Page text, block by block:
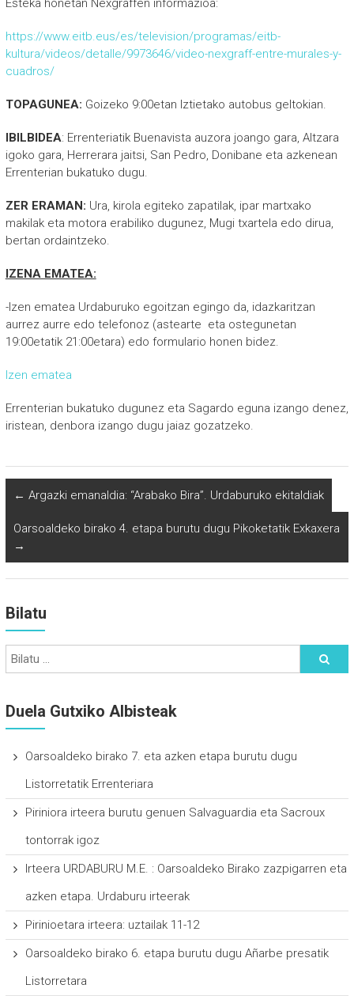
Esteka honetan Nexgraffen informazioa:
https://www.eitb.eus/es/television/programas/eitb-
kultura/videos/detalle/9973646/video-nexgraff-entre-murales-y-
cuadros/
TOPAGUNEA: Goizeko 9:00etan Iztietako autobus geltokian.
IBILBIDEA: Errenteriatik Buenavista auzora joango gara, Altzara
igoko gara, Herrerara jaitsi, San Pedro, Donibane eta azkenean
Errenterian bukatuko dugu.
ZER ERAMAN: Ura, kirola egiteko zapatilak, ipar martxako
makilak eta motora erabiliko dugunez, Mugi txartela edo dirua,
bertan ordaintzeko.
IZENA EMATEA:
-Izen ematea Urdaburuko egoitzan egingo da, idazkaritzan
aurrez aurre edo telefonoz (astearte eta ostegunetan
19:00etatik 21:00etara) edo formulario honen bidez.
Izen ematea
Errenterian bukatuko dugunez eta Sagardo eguna izango denez,
iristean, denbora izango dugu jaiaz gozatzeko.
← Argazki emanaldia: “Arabako Bira”. Urdaburuko ekitaldiak
Oarsoaldeko birako 4. etapa burutu dugu Pikoketatik Exkaxera
→
Bilatu
Duela Gutxiko Albisteak
Oarsoaldeko birako 7. eta azken etapa burutu dugu
Listorretatik Errenteriara
Piriniora irteera burutu genuen Salvaguardia eta Sacroux
tontorrak igoz
Irteera URDABURU M.E. : Oarsoaldeko Birako zazpigarren eta
azken etapa. Urdaburu irteerak
Pirinioetara irteera: uztailak 11-12
Oarsoaldeko birako 6. etapa burutu dugu Añarbe presatik
Listorretara